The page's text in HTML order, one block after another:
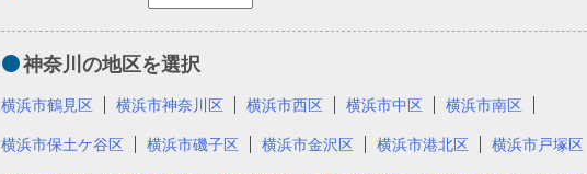
神奈川の地区を選択
横浜市鶴見区 横浜市神奈川区 横浜市西区 横浜市中区 横浜市南区
横浜市保土ケ谷区 横浜市磯子区 横浜市金沢区 横浜市港北区 横浜市戸塚区